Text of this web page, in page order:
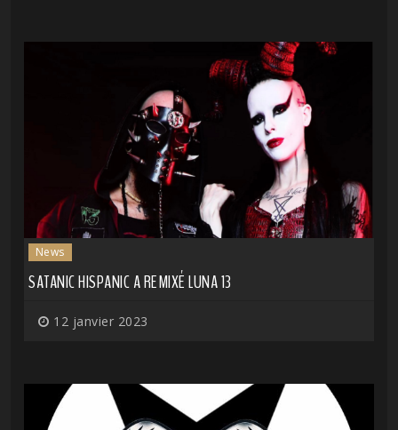
News
SATANIC HISPANIC A REMIXÉ LUNA 13
12 janvier 2023